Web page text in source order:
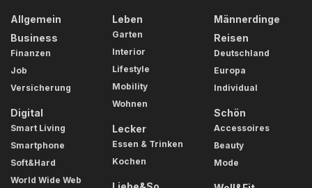
Allgemein
Business
Finanzen
Job
Versicherung
Digital
Smart Living
Smartphone
Soft&Hard
World Wide Web
Leben
Garten
Interior
Lifestyle
Mobility
Wohnen
Lecker
Essen & Trinken
Kochen
Männerdinge
Reisen
Deutschland
Europa
Individual
Schön
Accessoires
Beauty
Mode